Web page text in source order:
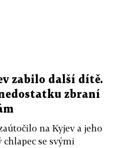
zabilo další dítě.
zbraní
na Kyjev a jeho
se svými